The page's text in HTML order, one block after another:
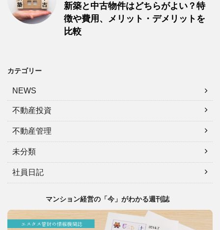
新築と中古物件はどちらがよい？特
徴や費用、メリット・デメリットを
比較
カテゴリー
NEWS
不動産投資
不動産管理
未分類
社員日記
マンション経営の「今」がわかる週刊誌